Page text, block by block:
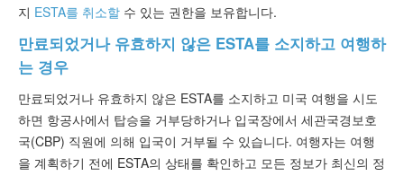
지 ESTA를 취소할 수 있는 권한을 보유합니다.
만료되었거나 유효하지 않은 ESTA를 소지하고 여행하
는 경우
만료되었거나 유효하지 않은 ESTA를 소지하고 미국 여행을 시도
하면 항공사에서 탑승을 거부당하거나 입국장에서 세관국경보호
국(CBP) 직원에 의해 입국이 거부될 수 있습니다. 여행자는 여행
을 계획하기 전에 ESTA의 상태를 확인하고 모든 정보가 최신의 정